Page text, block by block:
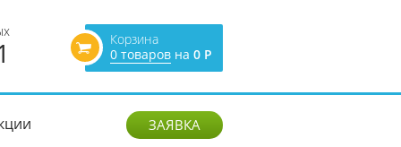
Корзина
0 товаров на 0 Р
ЗАЯВКА